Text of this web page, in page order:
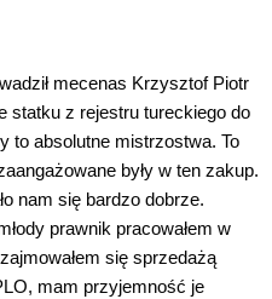
mecenas Krzysztof Piotr
statku z rejestru tureckiego do
to absolutne mistrzostwa. To
były w ten zakup.
nam się bardzo dobrze.
prawnik pracowałem w
się sprzedażą
mam przyjemność je